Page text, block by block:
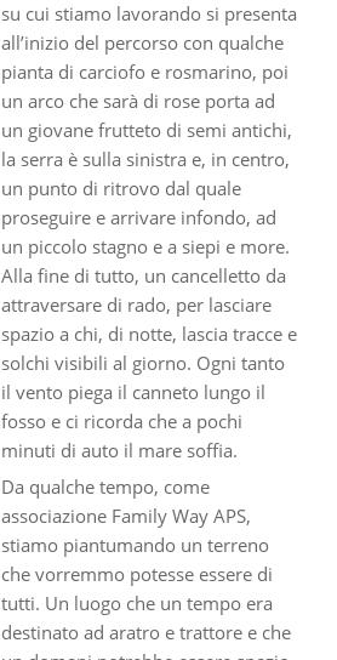
su cui stiamo lavorando si presenta
all’inizio del percorso con qualche
pianta di carciofo e rosmarino, poi
un arco che sarà di rose porta ad
un giovane frutteto di semi antichi,
la serra è sulla sinistra e, in centro,
un punto di ritrovo dal quale
proseguire e arrivare infondo, ad
un piccolo stagno e a siepi e more.
Alla fine di tutto, un cancelletto da
attraversare di rado, per lasciare
spazio a chi, di notte, lascia tracce e
solchi visibili al giorno. Ogni tanto
il vento piega il canneto lungo il
fosso e ci ricorda che a pochi
minuti di auto il mare soffia.
Da qualche tempo, come
associazione Family Way APS,
stiamo piantumando un terreno
che vorremmo potesse essere di
tutti. Un luogo che un tempo era
destinato ad aratro e trattore e che